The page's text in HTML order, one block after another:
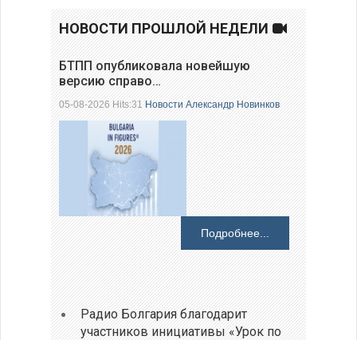
НОВОСТИ ПРОШЛОЙ НЕДЕЛИ
БТПП опубликовала новейшую
версию справо…
05-08-2026 Hits:31Новости Александр Новинков
Подробнее...
Радио Болгария благодарит
участников инициативы «Урок по